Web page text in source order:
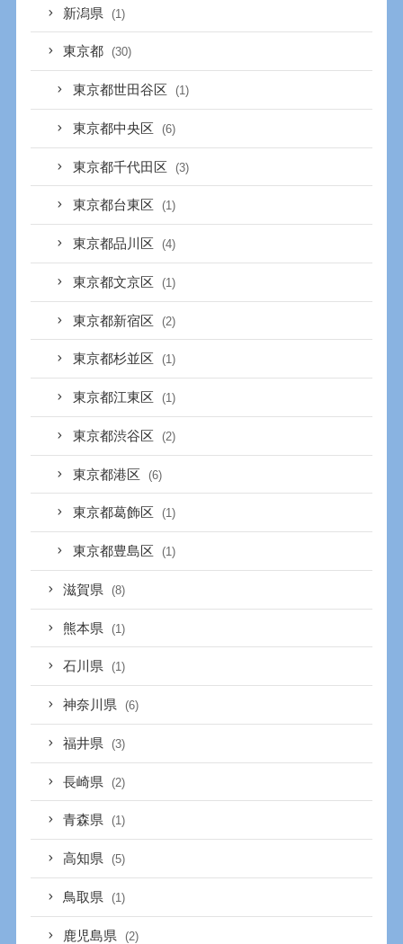
新潟県 (1)
東京都 (30)
東京都世田谷区 (1)
東京都中央区 (6)
東京都千代田区 (3)
東京都台東区 (1)
東京都品川区 (4)
東京都文京区 (1)
東京都新宿区 (2)
東京都杉並区 (1)
東京都江東区 (1)
東京都渋谷区 (2)
東京都港区 (6)
東京都葛飾区 (1)
東京都豊島区 (1)
滋賀県 (8)
熊本県 (1)
石川県 (1)
神奈川県 (6)
福井県 (3)
長崎県 (2)
青森県 (1)
高知県 (5)
鳥取県 (1)
鹿児島県 (2)